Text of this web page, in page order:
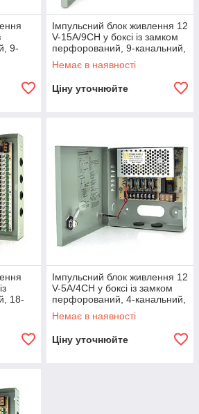
9-
Імпульсний блок живлення 12
V-15A/9CH у боксі із замком
перфорований, 9-канальний,
Q20
Немає в наявності
Ціну уточнюйте
18-
Імпульсний блок живлення 12
V-5A/4CH у боксі із замком
перфорований, 4-канальний,
Q30
Немає в наявності
Ціну уточнюйте